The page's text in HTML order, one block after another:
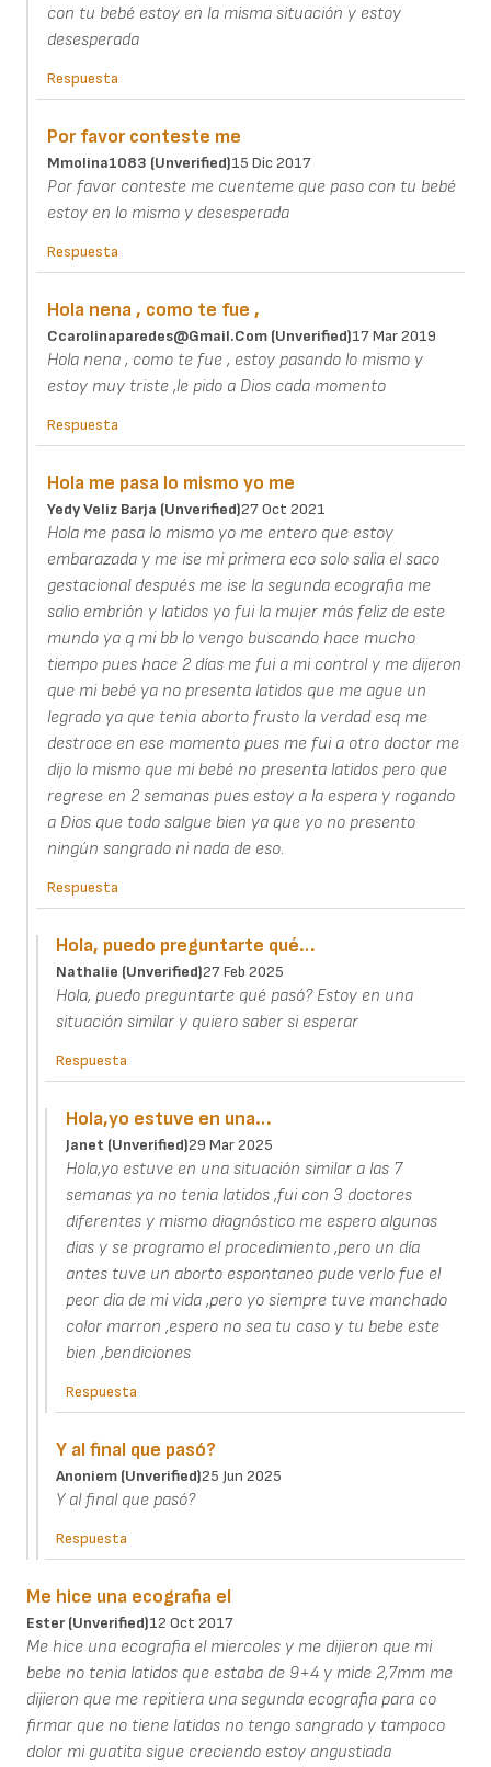
con tu bebé estoy en la misma situación y estoy
desesperada
Respuesta
Por favor conteste me
Mmolina1083 (unverified)15 Dic 2017
Por favor conteste me cuenteme que paso con tu bebé
estoy en lo mismo y desesperada
Respuesta
Hola nena , como te fue ,
Ccarolinaparedes@gmail.com (unverified)17 Mar 2019
Hola nena , como te fue , estoy pasando lo mismo y
estoy muy triste ,le pido a Dios cada momento
Respuesta
Hola me pasa lo mismo yo me
Yedy Veliz Barja (unverified)27 Oct 2021
Hola me pasa lo mismo yo me entero que estoy
embarazada y me ise mi primera eco solo salia el saco
gestacional después me ise la segunda ecografia me
salio embrión y latidos yo fui la mujer más feliz de este
mundo ya q mi bb lo vengo buscando hace mucho
tiempo pues hace 2 días me fui a mi control y me dijeron
que mi bebé ya no presenta latidos que me ague un
legrado ya que tenia aborto frusto la verdad esq me
destroce en ese momento pues me fui a otro doctor me
dijo lo mismo que mi bebé no presenta latidos pero que
regrese en 2 semanas pues estoy a la espera y rogando
a Dios que todo salgue bien ya que yo no presento
ningún sangrado ni nada de eso.
Respuesta
Hola, puedo preguntarte qué…
Nathalie (unverified)27 Feb 2025
Hola, puedo preguntarte qué pasó? Estoy en una
situación similar y quiero saber si esperar
Respuesta
Hola,yo estuve en una…
Janet (unverified)29 Mar 2025
Hola,yo estuve en una situación similar a las 7
semanas ya no tenia latidos ,fui con 3 doctores
diferentes y mismo diagnóstico me espero algunos
dias y se programo el procedimiento ,pero un día
antes tuve un aborto espontaneo pude verlo fue el
peor dia de mi vida ,pero yo siempre tuve manchado
color marron ,espero no sea tu caso y tu bebe este
bien ,bendiciones
Respuesta
Y al final que pasó?
Anoniem (unverified)25 Jun 2025
Y al final que pasó?
Respuesta
Me hice una ecografia el
Ester (unverified)12 Oct 2017
Me hice una ecografia el miercoles y me dijieron que mi
bebe no tenia latidos que estaba de 9+4 y mide 2,7mm me
dijieron que me repitiera una segunda ecografia para co
firmar que no tiene latidos no tengo sangrado y tampoco
dolor mi guatita sigue creciendo estoy angustiada